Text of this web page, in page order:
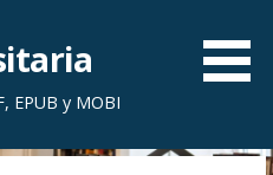
EPUB y MOBI